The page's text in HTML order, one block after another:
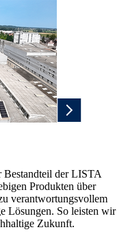
Bestandteil der LISTA
Produkten über
verantwortungsvollem
Lösungen. So leisten wir
Zukunft.